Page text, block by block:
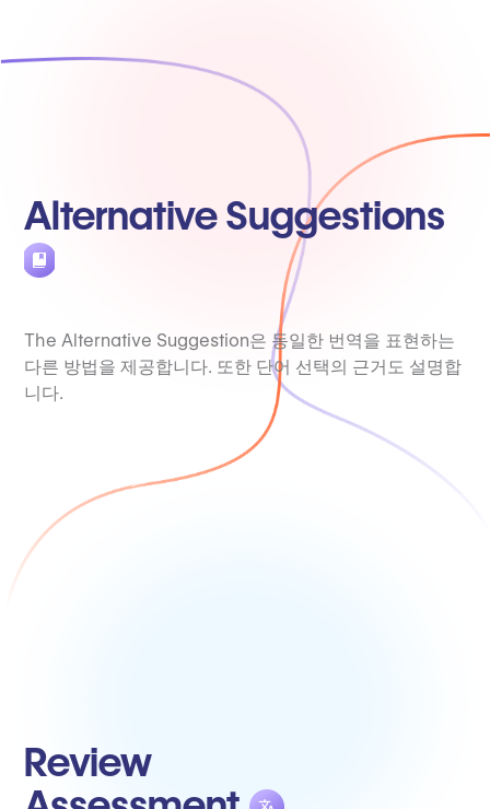
Alternative Suggestions
The Alternative Suggestion은 동일한 번역을 표현하는
다른 방법을 제공합니다. 또한 단어 선택의 근거도 설명합
니다.
Review